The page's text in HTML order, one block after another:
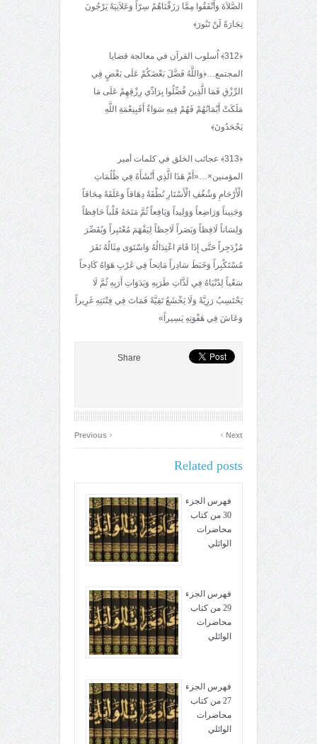
الصَّلاَةَ وَأَنْفَقُوا مِمَّا رَزَقْنَاهُمْ سِرّاً وَعَلاَنِيَةً يَرْجُونَ
تِجَارَةً لَنْ تَبُورَ﴾
﴿312﴾ اُسلوب القرآن في معالجة قضايا
المجتمع…﴿وَاللَّهُ فَضَّلَ بَعْضَكُمْ عَلَى بَعْضٍ فِي
الرِّزْقِ فَمَا الَّذِينَ فُضِّلُوا بِرَادِّي رِزْقِهِمْ عَلَى مَا
مَلَكَتْ أَيْمَانُهُمْ فَهُمْ فِيهِ سَوَاءٌ أَفَبِنِعْمَةِ اللَّهِ
يَجْحَدُونَ﴾
﴿313﴾ عجائب الخلق في كلمات أمير
المؤمنين×…«أَمْ هَذَا الَّذِي أَنْشَأَهُ فِي ظُلُمَاتِ
الْأَرْحَامِ وَشُغُفِ الْأَسْتَارِ نُطْفَةً دِهَاقاً وَعَلَقَةً مِحَاقاً
وَجَنِيناً وَرَاضِعاً وَوَلِيداً وَيَافِعاً ثُمَّ مَنَحَهُ قَلْباً حَافِظاً
وَلِسَاناً لَافِظاً وَبَصَراً لَاحِظاً لِيَفْهَمَ مُعْتَبِراً وَيُقَصِّرَ
مُزْدَجِراً حَتَّى إِذَا قَامَ اعْتِدَالُهُ وَاسْتَوَى مِثَالُهُ نَفَرَ
مُسْتَكْبِراً وَخَبَطَ سَادِراً مَاتِحاً فِي غَرْبِ هَوَاهُ كَادِحاً
سَعْياً لِدُنْيَاهُ فِي لَذَّاتِ طَرَبِهِ وَبَدَوَاتِ أَرَبِهِ ثُمَّ لَا
يَحْتَسِبُ رَزِيَّةً وَلَا يَخْشَعُ تَقِيَّةً فَمَاتَ فِي فِتْنَتِهِ غَرِيراً
وَعَاشَ فِي هَفْوَتِهِ يَسِيراً»
Share
‹ Next
›
Related posts
فهرس الجزء
30 من كتاب
محاضرات
الوائلي
فهرس الجزء
29 من كتاب
محاضرات
الوائلي
فهرس الجزء
27 من كتاب
محاضرات
الوائلي